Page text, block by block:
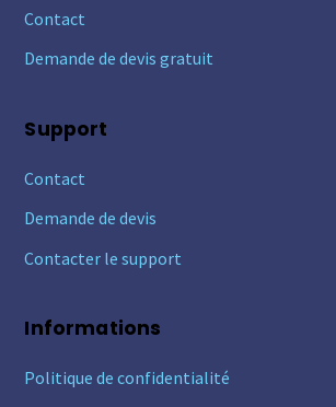
Contact
Demande de devis gratuit
Support
Contact
Demande de devis
Contacter le support
Informations
Politique de confidentialité